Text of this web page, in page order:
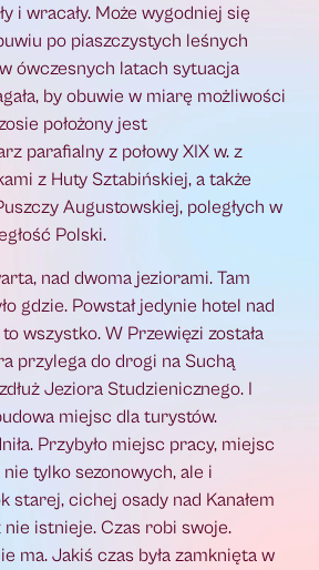
i wracały. Może wygodniej się
po piaszczystych leśnych
ówczesnych latach sytuacja
by obuwie w miarę możliwości
położony jest
parafialny z połowy XIX w. z
z Huty Sztabińskiej, a także
Augustowskiej, poległych w
Polski.
nad dwoma jeziorami. Tam
gdzie. Powstał jedynie hotel nad
wszystko. W Przewięzi została
przylega do drogi na Suchą
Jeziora Studzienicznego. I
miejsc dla turystów.
Przybyło miejsc pracy, miejsc
tylko sezonowych, ale i
starej, cichej osady nad Kanałem
istnieje. Czas robi swoje.
ma. Jakiś czas była zamknięta w